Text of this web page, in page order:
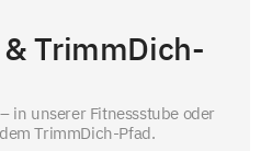
TrimmDich-
in unserer Fitnessstube oder
TrimmDich-Pfad.